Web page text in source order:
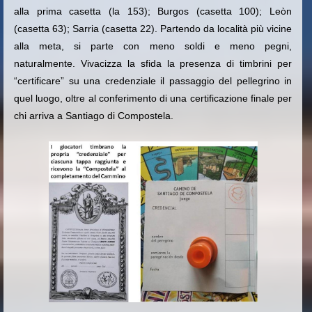
alla prima casetta (la 153); Burgos (casetta 100); Leòn
(casetta 63); Sarria (casetta 22). Partendo da località più vicine
alla meta, si parte con meno soldi e meno pegni,
naturalmente. Vivacizza la sfida la presenza di timbrini per
“certificare” su una credenziale il passaggio del pellegrino in
quel luogo, oltre al conferimento di una certificazione finale per
chi arriva a Santiago di Compostela.